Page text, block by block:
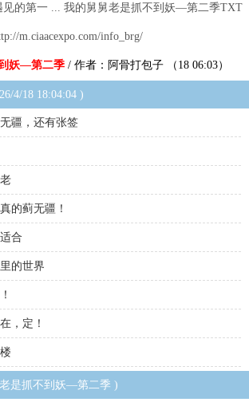
见的第一 ... 我的舅舅老是抓不到妖—第二季TXT
m.ciaacexpo.com/info_brg/
妖—第二季 / 作者：阿骨打包子 （18 06:03）
4/18 18:04:04 )
疆，还有张签
的蓟无疆！
合
的世界
，定！
是抓不到妖—第二季 )